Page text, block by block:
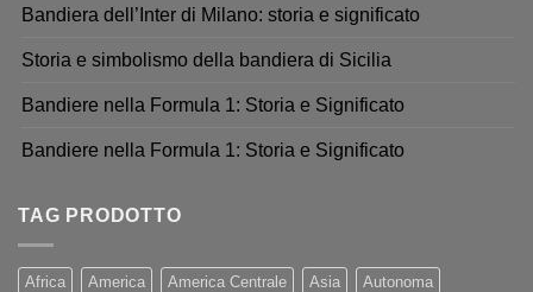
Bandiera dell’Inter di Milano: storia e significato
Storia e simbolismo della bandiera di Sicilia
Bandiere nella Formula 1: Storia e Significato
Bandiere nella Formula 1: Storia e Significato
TAG PRODOTTO
Africa America America Centrale Asia Autonoma